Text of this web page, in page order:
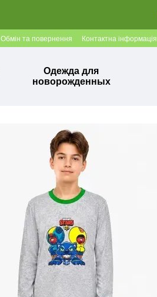
Обмін та повернення Контактна інформація
Одежда для
новорожденных